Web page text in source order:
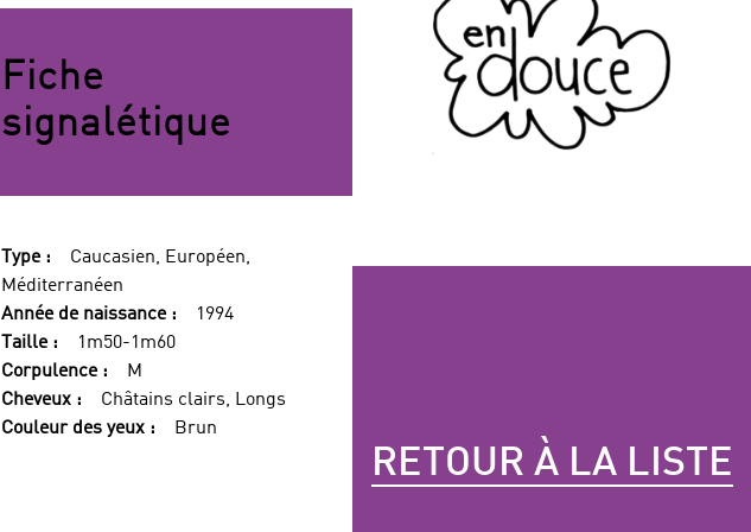
Fiche
signalétique
Type :
Caucasien, Européen,
Méditerranéen
Année de naissance :
1994
Taille :
1m50-1m60
Corpulence :
M
Cheveux :
Châtains clairs, Longs
Couleur des yeux :
Brun
RETOUR À LA LISTE